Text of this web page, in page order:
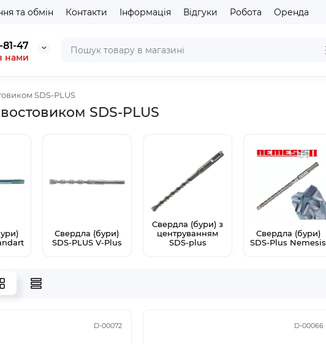
та обмін Контакти Інформація Відгуки Робота Оренда
47
нами
SDS-PLUS
SDS-PLUS
Свердла (бури)
SDS-PLUS V-Plus
Свердла (бури) з
центруванням
SDS-plus
Свердла (бури)
SDS-Plus Nemesis
D-00072 D-00066